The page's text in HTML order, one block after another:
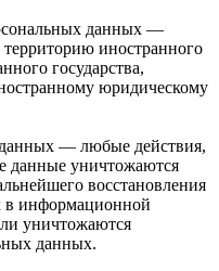
данных —
иностранного
государства,
юридическому
— любые действия,
данные уничтожаются
восстановления
в информационной
уничтожаются
данных.